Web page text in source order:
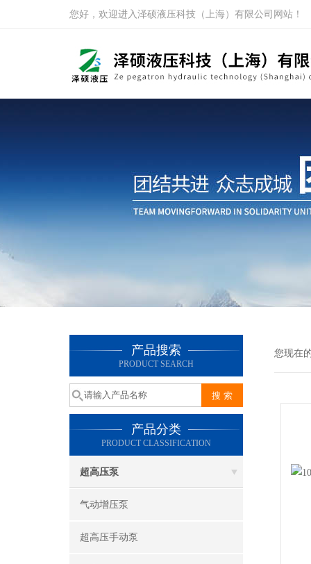
您好，欢迎进入泽硕液压科技（上海）有限公司网站！
产品搜索
PRODUCT SEARCH
产品分类
PRODUCT CLASSIFICATION
超高压泵
气动增压泵
超高压手动泵
您现在